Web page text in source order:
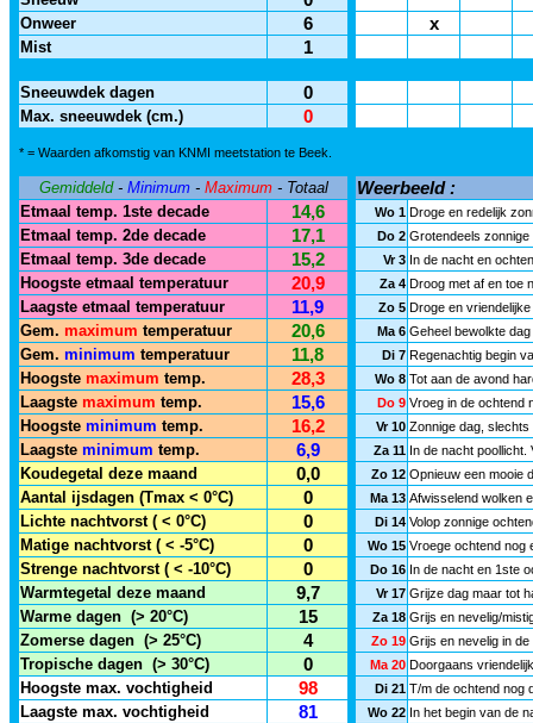
Onweer 6 x
Mist 1
Sneeuwdek dagen 0
Max. sneeuwdek (cm.) 0
* = Waarden afkomstig van KNMI meetstation te Beek.
Gemiddeld - Minimum - Maximum - Totaal Weerbeeld :
Etmaal temp. 1ste decade 14,6 Wo 1 Droge en redelijk
Etmaal temp. 2de decade 17,1 Do 2 Grotendeels
Etmaal temp. 3de decade 15,2 Vr 3 In de nacht en
Hoogste etmaal temperatuur 20,9 Za 4 Droog met af en toe
Laagste etmaal temperatuur 11,9 Zo 5 Droge en
Gem. maximum temperatuur 20,6 Ma 6 Geheel bewolkte
Gem. minimum temperatuur 11,8 Di 7 Regenachtig begin
Hoogste maximum temp. 28,3 Wo 8 Tot aan de avond
Laagste maximum temp. 15,6 Do 9 Vroeg in de ochtend
Hoogste minimum temp. 16,2 Vr 10 Zonnige dag, slechts
Laagste minimum temp. 6,9 Za 11 In de nacht poollicht.
Koudegetal deze maand 0,0 Zo 12 Opnieuw een mooie
Aantal ijsdagen (Tmax < 0°C) 0 Ma 13 Afwisselend wolken
Lichte nachtvorst ( < 0°C) 0 Di 14 Volop zonnige
Matige nachtvorst ( < -5°C) 0 Wo 15 Vroege ochtend nog
Strenge nachtvorst ( < -10°C) 0 Do 16 In de nacht en 1ste
Warmtegetal deze maand 9,7 Vr 17 Grijze dag maar tot
Warme dagen (> 20°C) 15 Za 18 Grijs en nevelig/
Zomerse dagen (> 25°C) 4 Zo 19 Grijs en nevelig in
Tropische dagen (> 30°C) 0 Ma 20 Doorgaans
Hoogste max. vochtigheid 98 Di 21 T/m de ochtend nog
Laagste max. vochtigheid 81 Wo 22 In het begin van de